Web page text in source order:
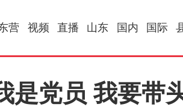
营 视频 直播 山东 国内 国际
是党员 我要带